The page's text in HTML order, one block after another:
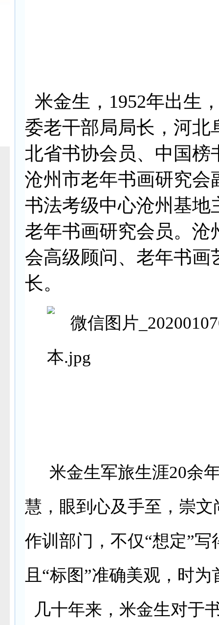
米金生，1952年出生
委老干部局局长，河北
北省书协会员、中国榜
沧州市老年书画研究会
书法考级中心沧州基地
老年书画研究会员。沧
会高级顾问、老年书画
长。
米金生军旅生涯20余
慧，眼到心及手至，崇
作训部门，不仅“想定”
且“标图”准确美观，时为
几十年来，米金生对于